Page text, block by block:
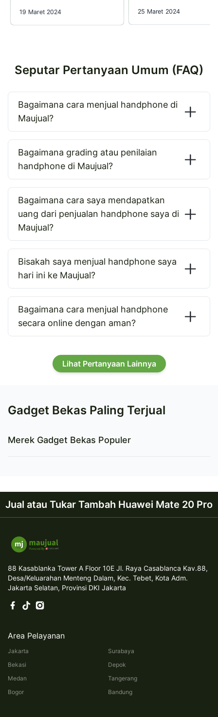
19 Maret 2024 25 Maret 2024
Seputar Pertanyaan Umum (FAQ)
Bagaimana cara menjual handphone di
Maujual?
Bagaimana grading atau penilaian
handphone di Maujual?
Bagaimana cara saya mendapatkan
uang dari penjualan handphone saya di
Maujual?
Bisakah saya menjual handphone saya
hari ini ke Maujual?
Bagaimana cara menjual handphone
secara online dengan aman?
Lihat Pertanyaan Lainnya
Gadget Bekas Paling Terjual
Merek Gadget Bekas Populer
Jual atau Tukar Tambah Huawei Mate 20 Pro
88 Kasablanka Tower A Floor 10E Jl. Raya Casablanca Kav.88,
Desa/Keluarahan Menteng Dalam, Kec. Tebet, Kota Adm.
Jakarta Selatan, Provinsi DKI Jakarta
Area Pelayanan
Jakarta
Bekasi
Medan
Bogor
Surabaya
Depok
Tangerang
Bandung